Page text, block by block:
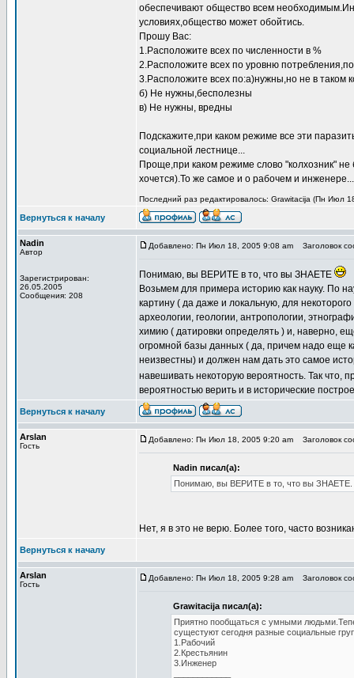
обеспечивают общество всем
условиях,общество может обойтись.
Прошу Вас:
1.Расположите всех по численности в %
2.Расположите всех по уровню
3.Расположите всех по:а)нужны,но не в таком
б) Не нужны,бесполезны
в) Не нужны, вредны
Подскажите,при каком режиме все эти
социальной лестнице...
Проще,при каком режиме слово "колхозник"
хочется).То же самое и о рабочем и инженере...
Последний раз редактировалось: Grawitacija (Пн Июл
Вернуться к началу
Nadin
Автор
Зарегистрирован:
26.05.2005
Сообщения: 208
Добавлено: Пн Июл 18, 2005 9:08 am Заголовок
Понимаю, вы ВЕРИТЕ в то, что вы ЗНАЕТЕ
Возьмем для примера историю как науку. По
картину ( да даже и локальную, для
археологии, геологии, антропологии,
химию ( датировки определять ) и, наверно,
огромной базы данных ( да, причем надо еще
неизвестны) и должен нам дать это самое
навешивать некоторую вероятность. Так что,
вероятностью верить и в исторические
Вернуться к началу
Arslan
Гость
Добавлено: Пн Июл 18, 2005 9:20 am Заголовок
Nadin писал(а):
Понимаю, вы ВЕРИТЕ в то, что вы ЗНАЕТЕ.
Нет, я в это не верю. Более того, часто
Вернуться к началу
Arslan
Гость
Добавлено: Пн Июл 18, 2005 9:28 am Заголовок
Grawitacija писал(а):
Приятно пообщаться с умными
сущестуют сегодня разные социальные
1.Рабочий
2.Крестьянин
3.Инженер